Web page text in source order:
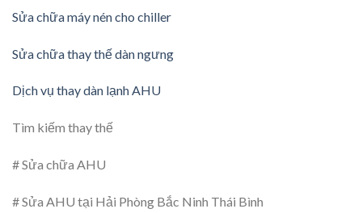
Sửa chữa máy nén cho chiller
Sửa chữa thay thế dàn ngưng
Dịch vụ thay dàn lạnh AHU
Tìm kiếm thay thế
# Sửa chữa AHU
# Sửa AHU tại Hải Phòng Bắc Ninh Thái Bình